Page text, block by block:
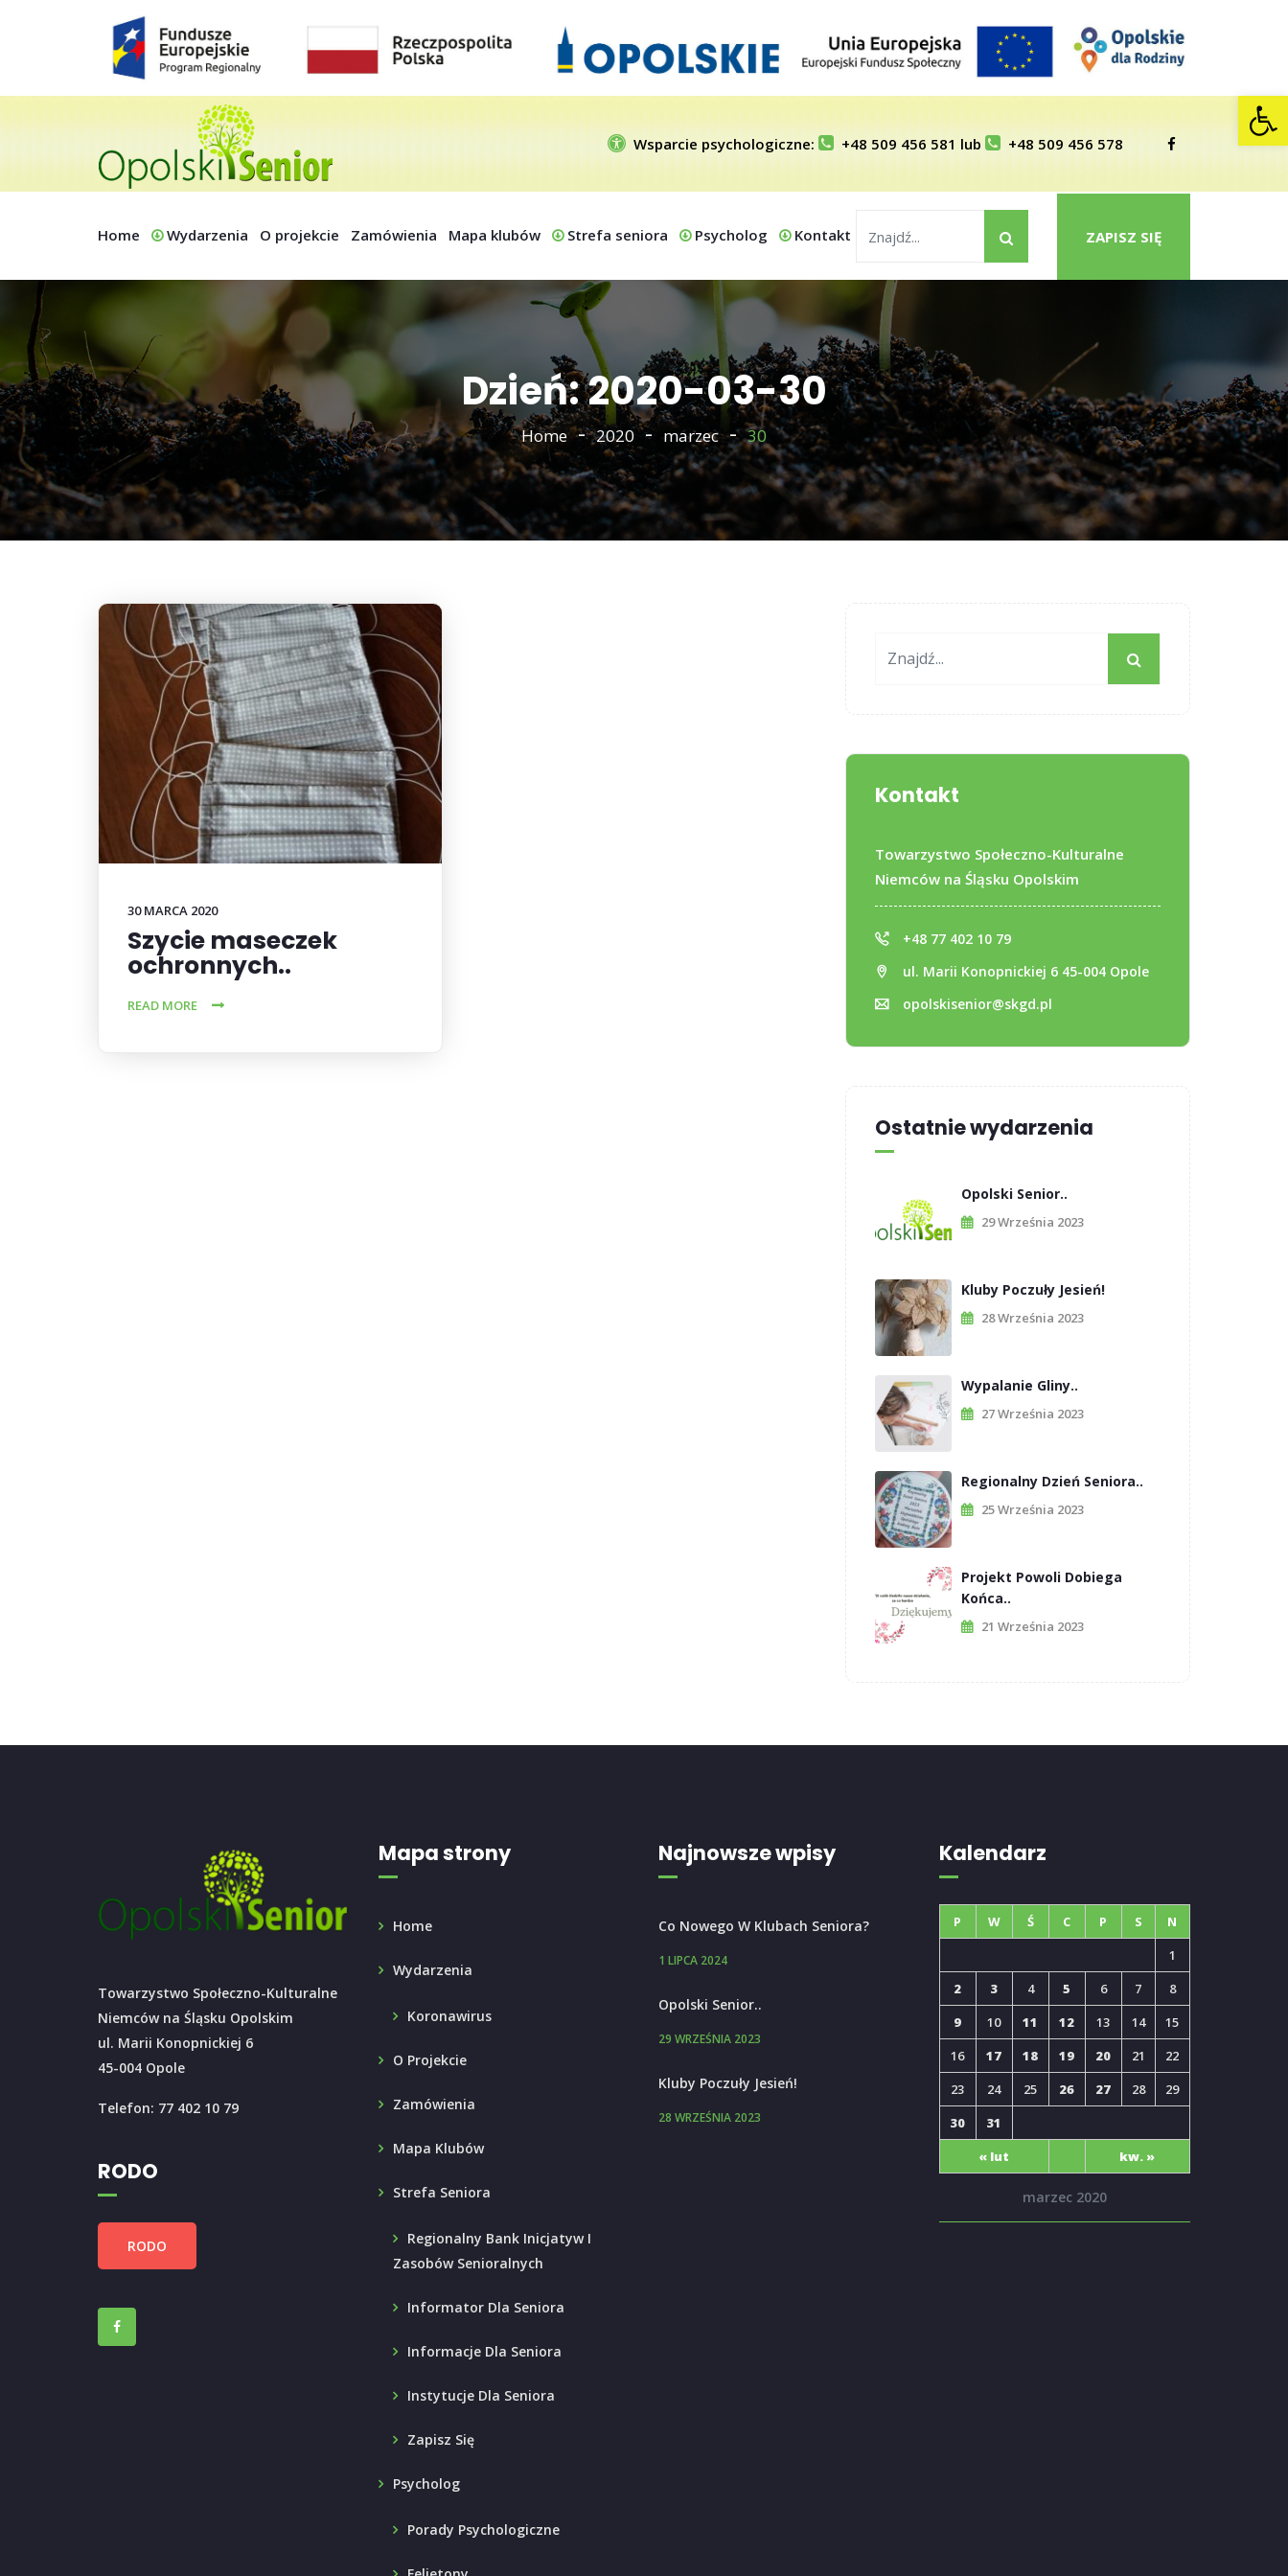
Wsparcie psychologiczne: +48 509 456 581 lub +48 509 456 578
Home Wydarzenia O projekcie Zamówienia Mapa klubów Strefa seniora Psycholog Kontakt ZAPISZ SIĘ
Dzień: 2020-03-30
Home 2020 marzec 30
30 MARCA 2020
Szycie maseczek
ochronnych..
READ MORE
Kontakt
Towarzystwo Społeczno-Kulturalne
Niemców na Śląsku Opolskim
+48 77 402 10 79
ul. Marii Konopnickiej 6 45-004 Opole
opolskisenior@skgd.pl
Ostatnie wydarzenia
Opolski Senior..
29 Września 2023
Kluby Poczuły Jesień!
28 Września 2023
Wypalanie Gliny..
27 Września 2023
Regionalny Dzień Seniora..
25 Września 2023
Projekt Powoli Dobiega
Końca..
21 Września 2023
Towarzystwo Społeczno-Kulturalne
Niemców na Śląsku Opolskim
ul. Marii Konopnickiej 6
45-004 Opole
Telefon: 77 402 10 79
RODO
RODO
Mapa strony
Home
Wydarzenia
Koronawirus
O Projekcie
Zamówienia
Mapa Klubów
Strefa Seniora
Regionalny Bank Inicjatyw I
Zasobów Senioralnych
Informator Dla Seniora
Informacje Dla Seniora
Instytucje Dla Seniora
Zapisz Się
Psycholog
Porady Psychologiczne
Najnowsze wpisy
Co Nowego W Klubach Seniora?
1 LIPCA 2024
Opolski Senior..
29 WRZEŚNIA 2023
Kluby Poczuły Jesień!
28 WRZEŚNIA 2023
Kalendarz
marzec 2020
P W Ś C P S N
« lut kw. »
1
2
3 4 5 6 7
8
9
10 11 12 13 14
15
16
17 18 19 20 21
22
23
24 25 26 27 28
29
30
31